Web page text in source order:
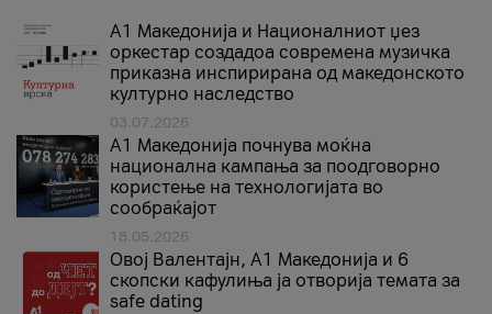
А1 Македонија и Националниот џез
оркестар создадоа современа музичка
приказна инспирирана од македонското
културно наследство
03.07.2026
A1 Македонија почнува моќна
национална кампања за поодговорно
користење на технологијата во
сообраќајот
18.05.2026
Овој Валентајн, A1 Македонија и 6
скопски кафулиња ја отворија темата за
safe dating